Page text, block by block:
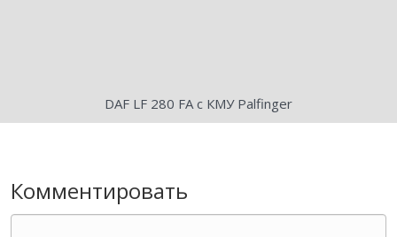
DAF LF 280 FA с КМУ Palfinger
Комментировать